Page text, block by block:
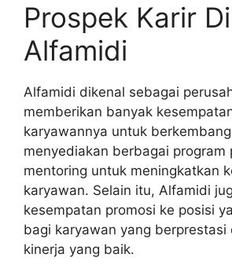
Prospek Karir Di
Alfamidi
Alfamidi dikenal sebagai
memberikan banyak
karyawannya untuk
menyediakan berbagai program
mentoring untuk meningkatkan
karyawan. Selain itu, Alfamidi
kesempatan promosi ke posisi
bagi karyawan yang berprestasi
kinerja yang baik.